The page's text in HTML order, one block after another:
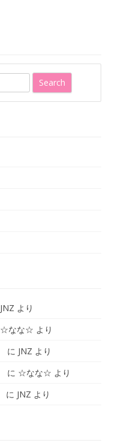
JNZ より
☆なな☆ より
に JNZ より
に ☆なな☆ より
に JNZ より